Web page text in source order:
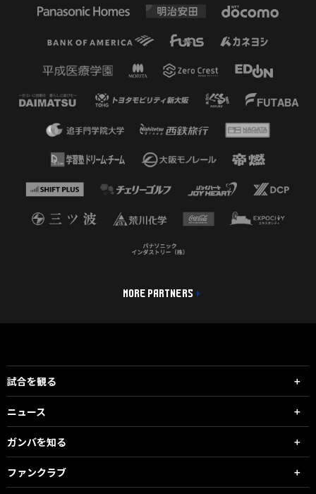
MORE PARTNERS
試合を観る
ニュース
ガンバを知る
ファンクラブ